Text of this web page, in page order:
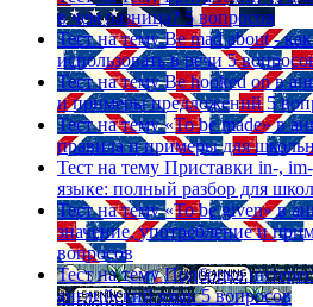
в чем разница? 5 вопросов
Тест на тему Be mad about -
использовать в речи 5
Тест на тему Be hooked on в
и примеры предложений 5
Тест на тему «To be made» в
правила и примеры для
Тест на тему Приставки in-,
языке: полный разбор для
Тест на тему «To be given» в
значение, употребление и
вопросов
Тест на тему Подборка
английский язык 5 вопросов